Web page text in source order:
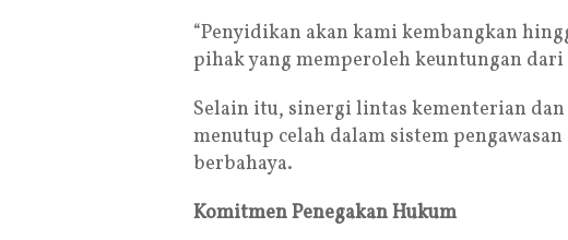
“Penyidikan akan kami kembangkan
pihak yang memperoleh keuntungan
Selain itu, sinergi lintas kementerian
menutup celah dalam sistem
berbahaya.
Komitmen Penegakan Hukum